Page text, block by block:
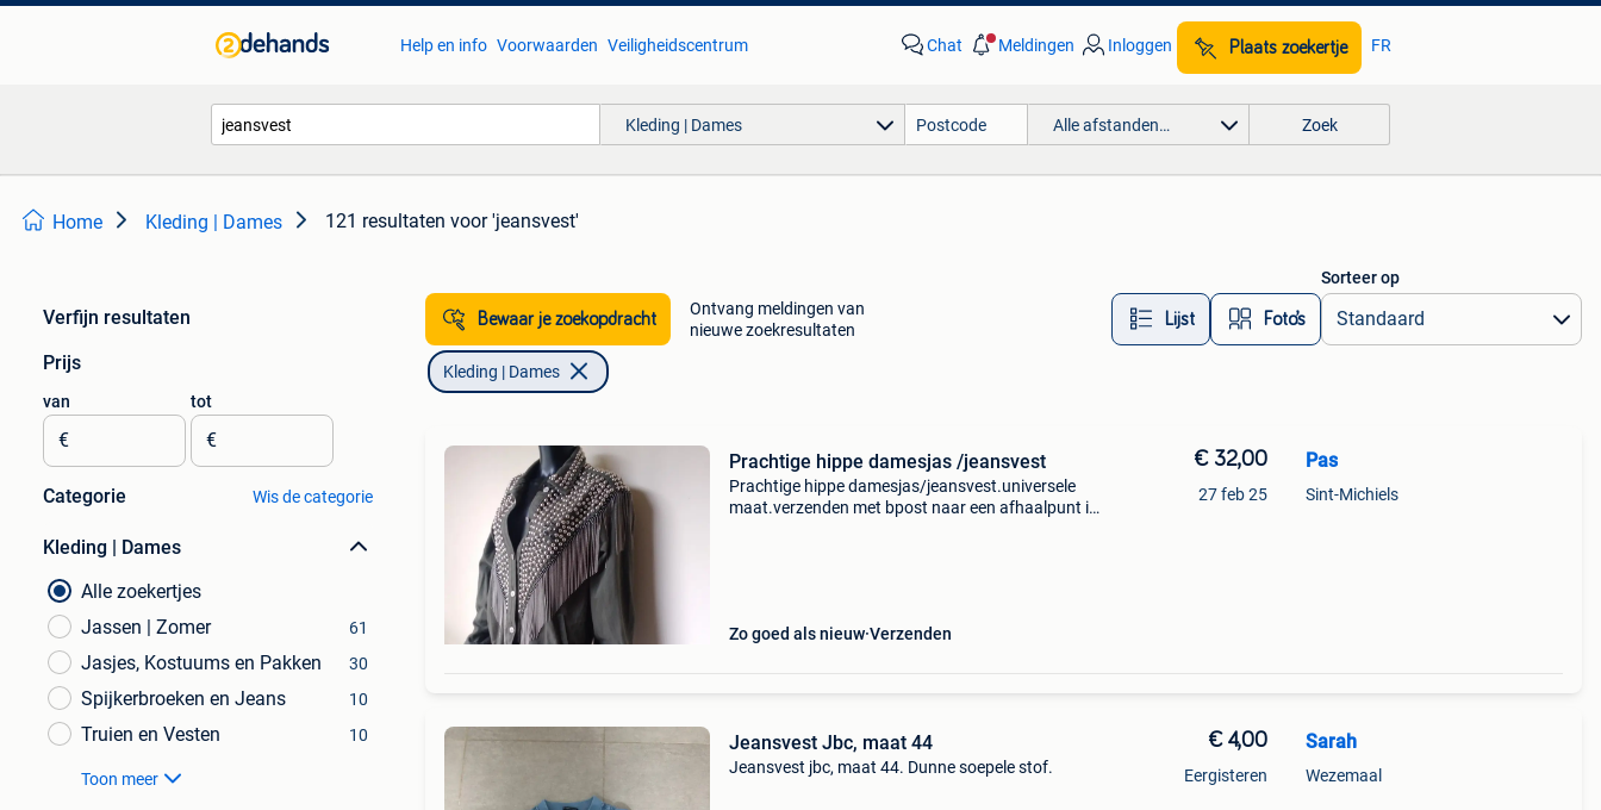
Help en info Voorwaarden Veiligheidscentrum Chat Meldingen Inloggen Plaats zoekertje FR
Kleding | Dames Alle afstanden… Zoek
Home Kleding | Dames 121 resultaten voor 'jeansvest'
Verfijn resultaten
Prijs
van
€
tot
€
Categorie Wis de categorie
Kleding | Dames
Alle zoekertjes
Jassen | Zomer
61
Jasjes, Kostuums en Pakken 30
Spijkerbroeken en Jeans 10
Truien en Vesten 10
Toon meer
Bewaar je zoekopdracht
Ontvang meldingen van
nieuwe zoekresultaten
Lijst Foto’s
Sorteer op
Kleding | Dames
Prachtige hippe damesjas /jeansvest
Prachtige hippe damesjas/jeansvest.universele
maat.verzenden met bpost naar een afhaalpunt in
Zo goed als nieuw Verzenden
€ 32,00
27 feb 25
Pas
Sint-Michiels
Jeansvest Jbc, maat 44
Jeansvest jbc, maat 44. Dunne soepele stof.
€ 4,00
Eergisteren
Sarah
Wezemaal